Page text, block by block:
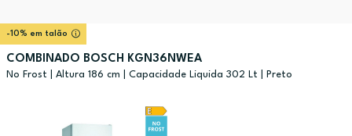
-10% em talão
COMBINADO BOSCH KGN36NWEA
No Frost | Altura 186 cm | Capacidade Liquida 302 Lt | Preto